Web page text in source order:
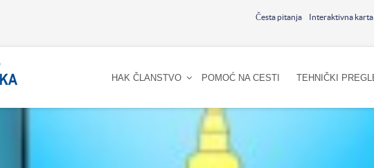
Česta pitanja Interaktivna karta
HAK ČLANSTVO POMOĆ NA CESTI TEHNIČKI